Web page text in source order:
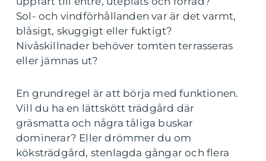
Sol- och vindförhållanden var är det varmt,
blåsigt, skuggigt eller fuktigt?
Nivåskillnader behöver tomten terrasseras
eller jämnas ut?
En grundregel är att börja med funktionen.
Vill du ha en lättskött trädgård där
gräsmatta och några tåliga buskar
dominerar? Eller drömmer du om
köksträdgård, stenlagda gångar och flera